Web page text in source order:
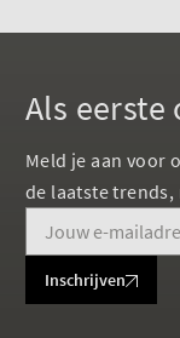
Als eerste
Meld je aan voor
de laatste trends,
Inschrijven